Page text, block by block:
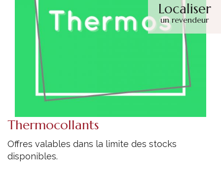
Localiser
un revendeur
Thermocollants
Offres valables dans la limite des stocks
disponibles.